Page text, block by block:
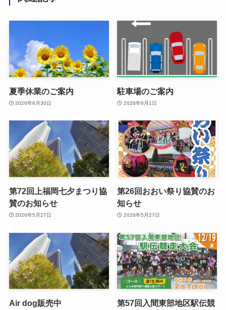
夏季休業のご案内
2026年6月30日
駐車場のご案内
2026年6月1日
第72回上福岡七夕まつり協
賛のお知らせ
2026年5月27日
第26回おおい祭り協賛のお
知らせ
2026年5月27日
Air dog販売中
第57回入間東部地区駅伝競